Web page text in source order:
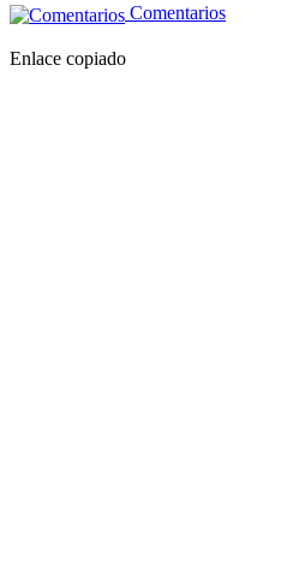
Comentarios
Enlace copiado